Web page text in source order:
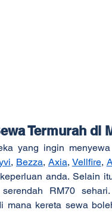
Termurah di
yang ingin
, Bezza, Axia, Vellfire,
anda. Selain
RM70 sehari.
mana kereta sewa